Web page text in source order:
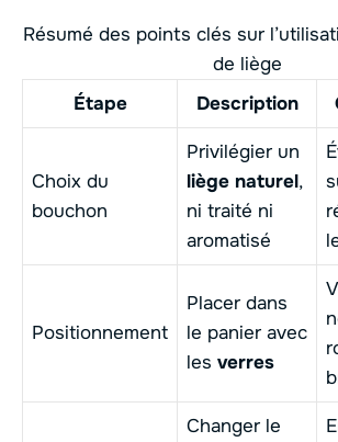
Résumé des points clés sur
de liège
Étape
Description
Choix du
bouchon
Privilégier un
liège naturel,
ni traité ni
aromatisé
Positionnement
Placer dans
le panier avec
les verres
Changer le